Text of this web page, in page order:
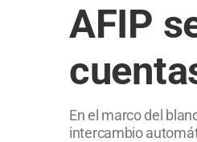
AFIP
En el marco del
intercambio